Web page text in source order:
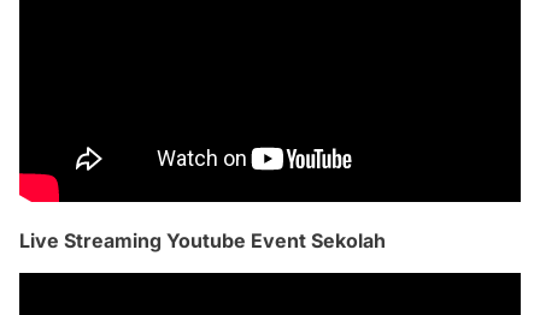
Live Streaming Youtube Event Sekolah